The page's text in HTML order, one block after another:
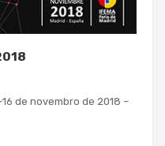
de novembro de 2018 –